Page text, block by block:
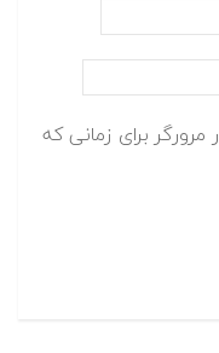
برای زمانی که